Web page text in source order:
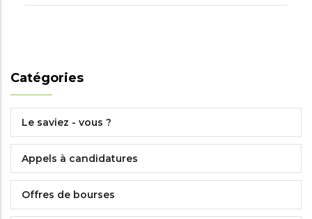
Catégories
Le saviez - vous ?
Appels à candidatures
Offres de bourses